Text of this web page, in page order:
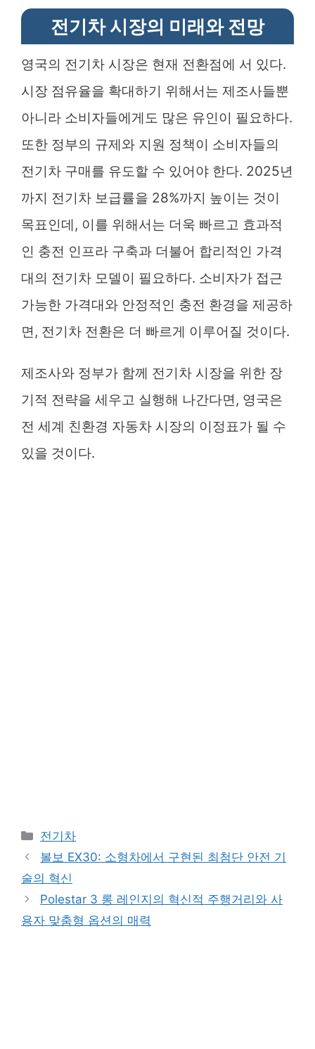
전기차 시장의 미래와 전망
영국의 전기차 시장은 현재 전환점에 서 있다.
시장 점유율을 확대하기 위해서는 제조사들뿐
아니라 소비자들에게도 많은 유인이 필요하다.
또한 정부의 규제와 지원 정책이 소비자들의
전기차 구매를 유도할 수 있어야 한다. 2025년
까지 전기차 보급률을 28%까지 높이는 것이
목표인데, 이를 위해서는 더욱 빠르고 효과적
인 충전 인프라 구축과 더불어 합리적인 가격
대의 전기차 모델이 필요하다. 소비자가 접근
가능한 가격대와 안정적인 충전 환경을 제공하
면, 전기차 전환은 더 빠르게 이루어질 것이다.
제조사와 정부가 함께 전기차 시장을 위한 장
기적 전략을 세우고 실행해 나간다면, 영국은
전 세계 친환경 자동차 시장의 이정표가 될 수
있을 것이다.
Categories
전기차
볼보 EX30: 소형차에서 구현된 최첨단 안전 기
술의 혁신
Polestar 3 롱 레인지의 혁신적 주행거리와 사
용자 맞춤형 옵션의 매력